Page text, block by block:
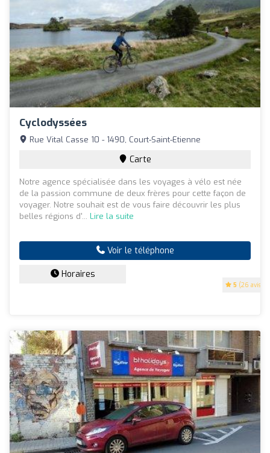
Cyclodyssées
5 (26 avis)
Rue Vital Casse 10 - 1490, Court-Saint-Etienne
Carte
Notre agence spécialisée dans les voyages à vélo est née
de la passion commune de deux frères pour cette façon de
voyager. Notre souhait est de vous faire découvrir les plus
belles régions d'... Lire la suite
Voir le téléphone
Horaires